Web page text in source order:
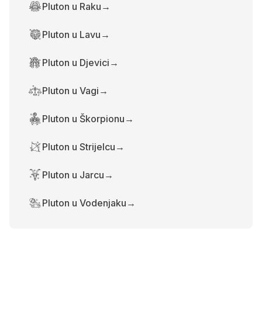
Pluton u Raku →
Pluton u Lavu →
Pluton u Djevici →
Pluton u Vagi →
Pluton u Škorpionu →
Pluton u Strijelcu →
Pluton u Jarcu →
Pluton u Vodenjaku →